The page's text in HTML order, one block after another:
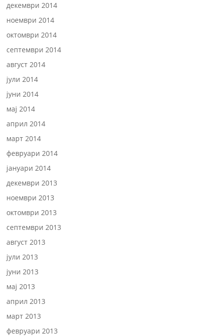
декември 2014
ноември 2014
октомври 2014
септември 2014
август 2014
јули 2014
јуни 2014
мај 2014
април 2014
март 2014
февруари 2014
јануари 2014
декември 2013
ноември 2013
октомври 2013
септември 2013
август 2013
јули 2013
јуни 2013
мај 2013
април 2013
март 2013
февруари 2013